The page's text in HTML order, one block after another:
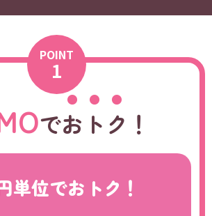
POINT
1
でおトク ！
単位でおトク！